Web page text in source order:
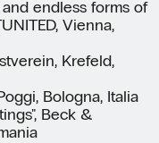
endless forms of
Vienna,
Krefeld,
Bologna, Italia
Beck &